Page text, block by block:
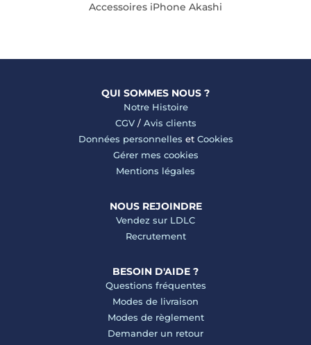
Accessoires iPhone Akashi
QUI SOMMES NOUS ?
Notre Histoire
CGV/ Avis clients
Données personnelles et Cookies
Gérer mes cookies
Mentions légales
NOUS REJOINDRE
Vendez sur LDLC
Recrutement
BESOIN D'AIDE ?
Questions fréquentes
Modes de livraison
Modes de règlement
Demander un retour